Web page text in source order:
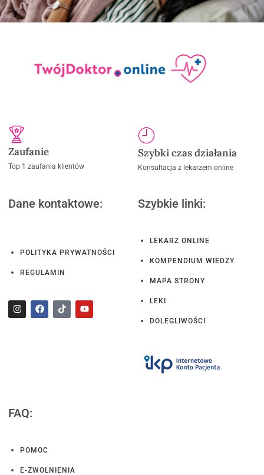
Zaufanie
Top 1 zaufania klientów
Szybki czas działania
Konsultacja z lekarzem online
Dane kontaktowe:
POLITYKA PRYWATNOŚCI
REGULAMIN
Szybkie linki:
LEKARZ ONLINE
KOMPENDIUM WIEDZY
MAPA STRONY
LEKI
DOLEGLIWOŚCI
FAQ:
POMOC
E-ZWOLNIENIA